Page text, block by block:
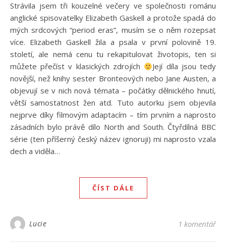
Strávila jsem tři kouzelné večery ve společnosti románu
anglické spisovatelky Elizabeth Gaskell a protože spadá do
mých srdcových “period eras”, musím se o něm rozepsat
více. Elizabeth Gaskell žila a psala v první polovině 19.
století, ale nemá cenu tu rekapitulovat životopis, ten si
můžete přečíst v klasických zdrojích
Její díla jsou tedy
novější, než knihy sester Bronteových nebo Jane Austen, a
objevují se v nich nová témata – počátky dělnického hnutí,
větší samostatnost žen atd. Tuto autorku jsem objevila
nejprve díky filmovým adaptacím – tím prvním a naprosto
zásadních bylo právě dílo North and South. Čtyřdílná BBC
série (ten příšerný český název ignoruji) mi naprosto vzala
dech a viděla…
ČÍST DÁLE
Lucie 1 komentář